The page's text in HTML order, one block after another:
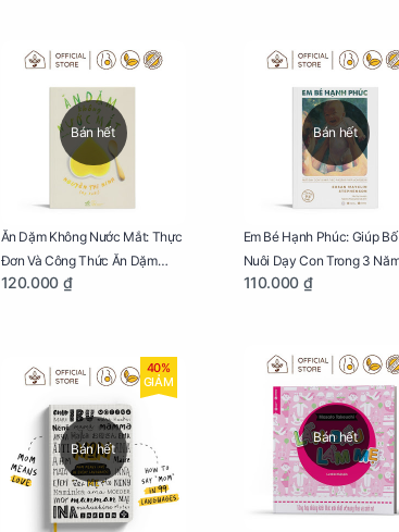
Bán hết
Ăn Dặm Không Nước Mắt: Thực
Đơn Và Công Thức Ăn Dặm
Kiểu Nhật
120.000 ₫
Bán hết
Em Bé Hạnh Phúc: Giúp
Nuôi Dạy Con Trong 3
Đời
110.000 ₫
Bán hết
40%
GIẢM
Bán hết